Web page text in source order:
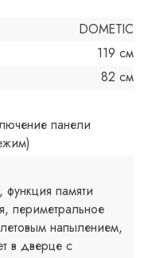
DOMETIC
119 см
82 см
панели
памяти
периметральное
напылением,
в дверце с